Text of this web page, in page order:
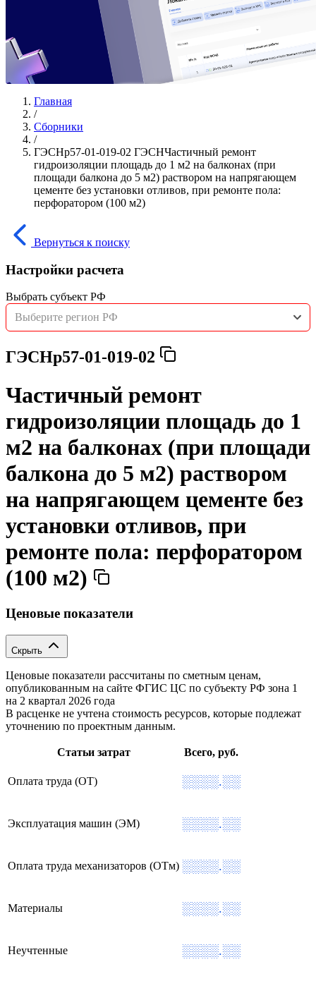
Главная
/
Сборники
/
ГЭСНр57-01-019-02 ГЭСНЧастичный ремонт
гидроизоляции площадь до 1 м2 на балконах (при
площади балкона до 5 м2) раствором на напрягающем
цементе без установки отливов, при ремонте пола:
перфоратором (100 м2)
Вернуться к поиску
Настройки расчета
Выбрать субъект РФ
Выберите регион РФ
ГЭСНр57-01-019-02
Частичный ремонт
гидроизоляции площадь до 1
м2 на балконах (при площади
балкона до 5 м2) раствором
на напрягающем цементе без
установки отливов, при
ремонте пола: перфоратором
(100 м2)
Ценовые показатели
Скрыть
Ценовые показатели рассчитаны по сметным ценам,
опубликованным на сайте ФГИС ЦС по субъекту РФ зона 1
на 2 квартал 2026 года
В расценке не учтена стоимость ресурсов, которые подлежат
уточнению по проектным данным.
Статьи затрат Всего, руб.
Оплата труда (ОТ) ░░░░.░░
Эксплуатация машин (ЭМ) ░░░░.░░
Оплата труда механизаторов (ОТм) ░░░░.░░
Материалы ░░░░.░░
Неучтенные ░░░░.░░